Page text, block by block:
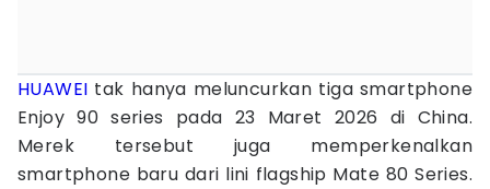
HUAWEI tak hanya meluncurkan tiga smartphone
Enjoy 90 series pada 23 Maret 2026 di China.
Merek tersebut juga memperkenalkan
smartphone baru dari lini flagship Mate 80 Series.